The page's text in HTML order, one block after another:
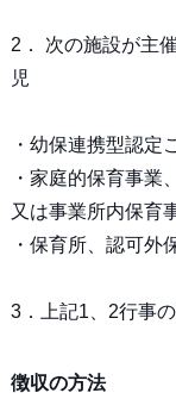
2． 次の施設が主
児
・幼保連携型認定
・家庭的保育事業
又は事業所内保育
・保育所、認可外
3．上記1、2行事
徴収の方法